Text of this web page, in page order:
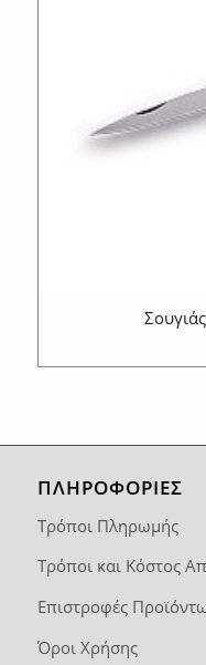
ΠΛΗΡΟΦΟΡΙΕΣ
Τρόποι Πληρωμής
Τρόποι και Κόστος
Επιστροφές
Όροι Χρήσης